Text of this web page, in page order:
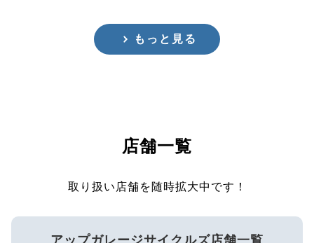
もっと見る
店舗一覧
取り扱い店舗を随時拡大中です！
アップガレージサイクルズ店舗一覧